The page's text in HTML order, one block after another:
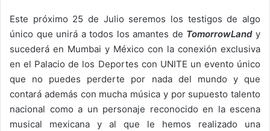
Este próximo 25 de Julio seremos los testigos de algo
único que unirá a todos los amantes de TomorrowLandy
sucederá en Mumbai y México con la conexión exclusiva
en el Palacio de los Deportes con UNITE un evento único
que no puedes perderte por nada del mundo y que
contará además con mucha música y por supuesto talento
nacional como a un personaje reconocido en la escena
musical mexicana y al que le hemos realizado una